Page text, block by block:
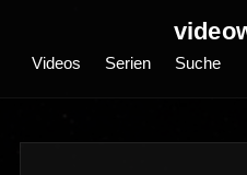
Videos Serien Suche